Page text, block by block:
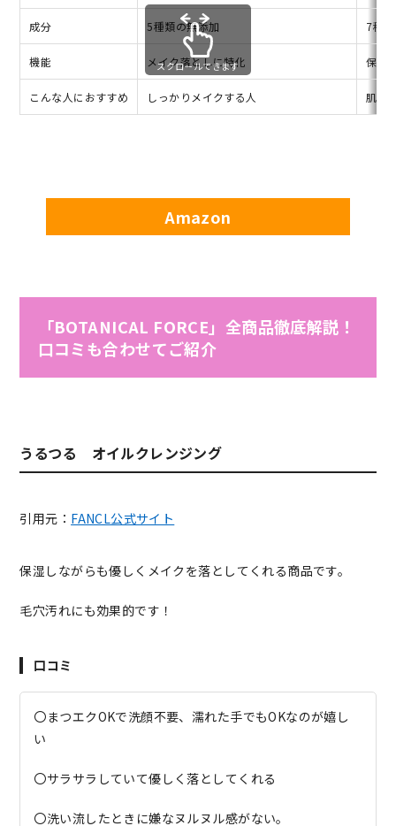
成分 5種類の無添加 7種
機能 メイク落としに特化 保湿
こんな人におすすめ しっかりメイクする人 肌に
スクロールできます
Amazon
「BOTANICAL FORCE」全商品徹底解説！
口コミも合わせてご紹介
うるつる オイルクレンジング
引用元： FANCL公式サイト
保湿しながらも優しくメイクを落としてくれる商品です。
毛穴汚れにも効果的です！
口コミ
〇まつエクOKで洗顔不要、濡れた手でもOKなのが嬉し
い
〇サラサラしていて優しく落としてくれる
〇洗い流したときに嫌なヌルヌル感がない。